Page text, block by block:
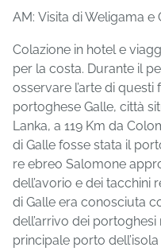
AM: Visita di Weligama e
Colazione in hotel e
per la costa. Durante il
osservare l’arte di
portoghese Galle, città
Lanka, a 119 Km da
di Galle fosse stata il
re ebreo Salomone
dell’avorio e dei tacchini
di Galle era conosciuta
dell’arrivo dei
principale porto